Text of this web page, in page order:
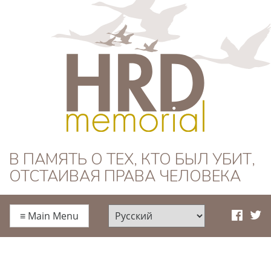
HRD Memorial —
Русский
В ПАМЯТЬ О ТЕХ, КТО БЫЛ УБИТ,
ОТСТАИВАЯ ПРАВА ЧЕЛОВЕКА
≡ Main Menu